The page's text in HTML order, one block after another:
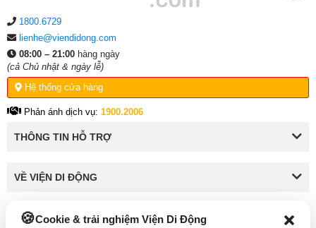
Cookie & trải nghiệm Viện Di Động
1800.6729
lienhe@viendidong.com
08:00 – 21:00 hàng ngày
(cả Chủ nhật & ngày lễ)
Hệ thống cửa hàng
Phản ánh dịch vụ: 1900.2006
THÔNG TIN HỖ TRỢ
VỀ VIỆN DI ĐỘNG
KẾT NỐI VỚI VIỆN DI ĐỘNG